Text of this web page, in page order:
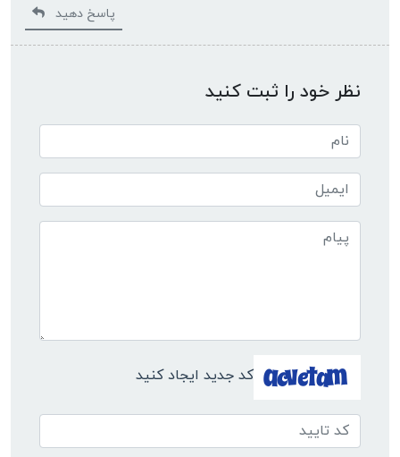
پاسخ دهید
نظر خود را ثبت کنید
کد جدید ایجاد کنید